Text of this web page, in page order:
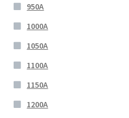
950A
1000A
1050A
1100A
1150A
1200A